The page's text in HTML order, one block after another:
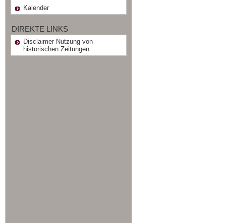
Kalender
DIREKTE LINKS
Disclaimer Nutzung von
historischen Zeitungen